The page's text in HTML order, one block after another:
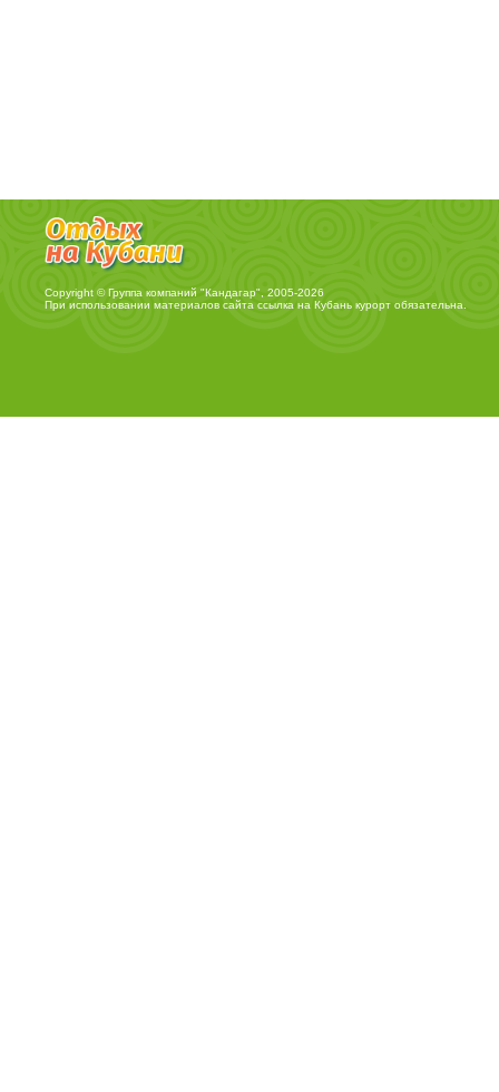
Copyright © Группа компаний "Кандагар", 2005-2026
При использовании материалов сайта ссылка на Кубань курортобязательна.